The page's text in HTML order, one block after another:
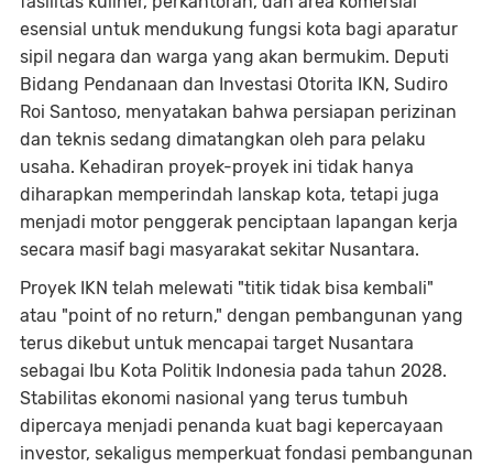
esensial untuk mendukung fungsi kota bagi aparatur
sipil negara dan warga yang akan bermukim. Deputi
Bidang Pendanaan dan Investasi Otorita IKN, Sudiro
Roi Santoso, menyatakan bahwa persiapan perizinan
dan teknis sedang dimatangkan oleh para pelaku
usaha. Kehadiran proyek-proyek ini tidak hanya
diharapkan memperindah lanskap kota, tetapi juga
menjadi motor penggerak penciptaan lapangan kerja
secara masif bagi masyarakat sekitar Nusantara.
Proyek IKN telah melewati "titik tidak bisa kembali"
atau "point of no return," dengan pembangunan yang
terus dikebut untuk mencapai target Nusantara
sebagai Ibu Kota Politik Indonesia pada tahun 2028.
Stabilitas ekonomi nasional yang terus tumbuh
dipercaya menjadi penanda kuat bagi kepercayaan
investor, sekaligus memperkuat fondasi pembangunan